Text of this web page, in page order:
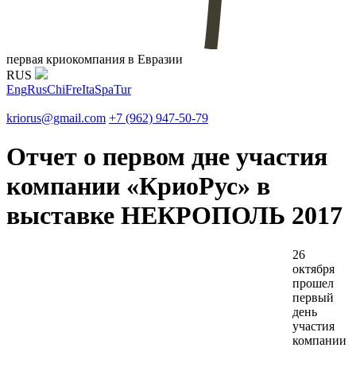
первая криокомпания в Евразии
RUS
EngRusChiFreItaSpaTur
kriorus@gmail.com +7 (962) 947-50-79
Отчет о первом дне участия
компании «КриоРус» в
выставке НЕКРОПОЛЬ 2017
26
октября
прошел
первый
день
участия
компании